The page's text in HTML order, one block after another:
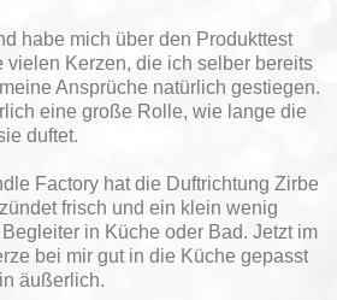
habe mich über den Produkttest
vielen Kerzen, die ich selber bereits
Ansprüche natürlich gestiegen.
eine große Rolle, wie lange die
duftet.
Factory hat die Duftrichtung Zirbe
frisch und ein klein wenig
in Küche oder Bad. Jetzt im
bei mir gut in die Küche gepasst
äußerlich.